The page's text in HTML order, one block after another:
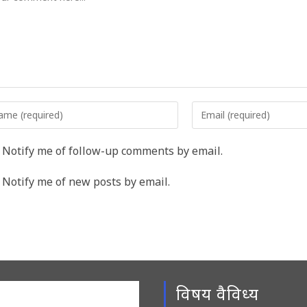
your
address
Notify me of follow-up comments by email.
Notify me of new posts by email.
विषय वैविध्य